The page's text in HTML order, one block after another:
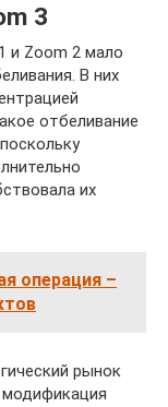
3
и Zoom 2 мало
В них
отбеливание
их
операция –
рынок